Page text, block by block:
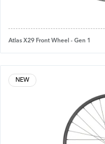
Atlas X29 Front Wheel - Gen 1
NEW